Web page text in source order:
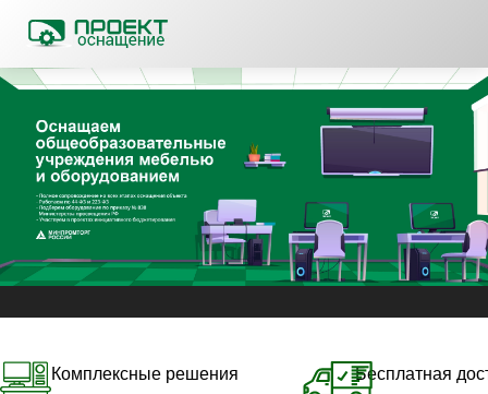
Комплексные решения Бесплатная